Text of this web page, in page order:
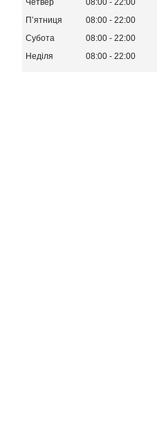
Четвер
08:00
22:00
Пʼятниця
08:00
22:00
Субота
08:00
22:00
Неділя
08:00 22:00